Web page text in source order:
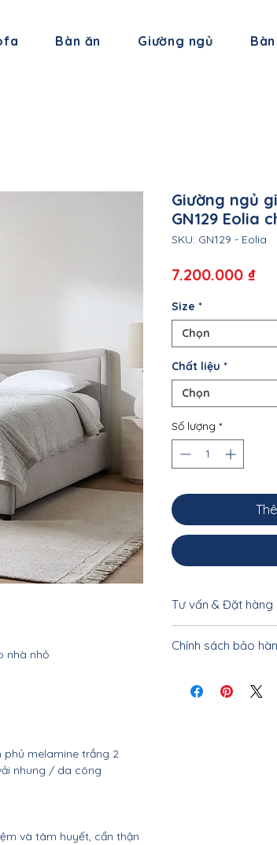
Bàn ăn Giường ngủ
nhà nhỏ
phủ melamine trắng 2
nhung / da công
và tâm huyết, cẩn thận
Giường ngủ
GN129 Eolia
SKU: GN129 - Eolia
7.200.000 ₫Giá
Size *
Chọn
Chất liệu *
Chọn
Số lượng *
Tư vấn & Đặt hàng
khách vui lòng liên
Chính sách bảo
tiết, bảo hành tận